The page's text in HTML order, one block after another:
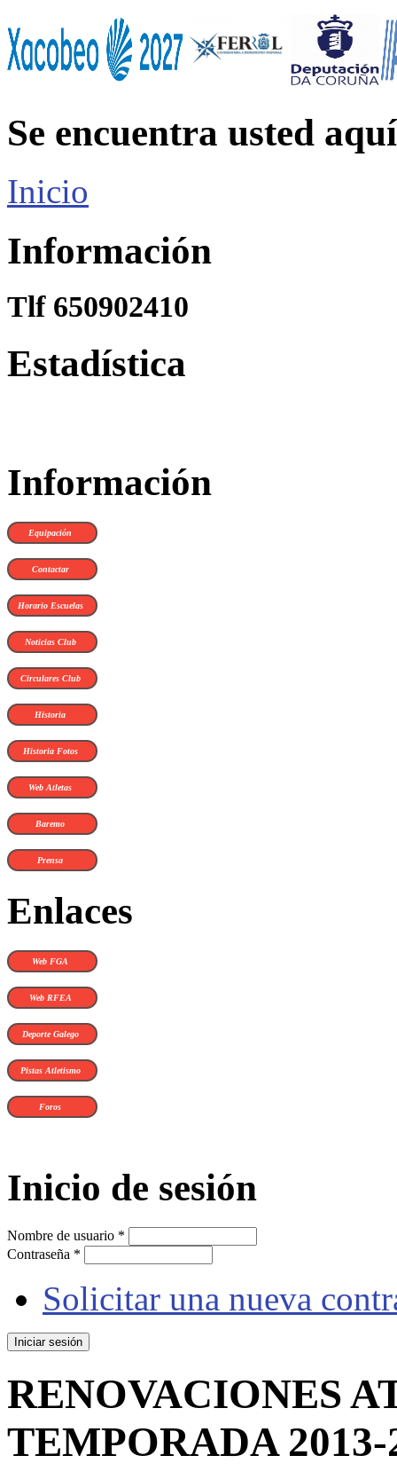
Se encuentra usted aquí
Inicio
Información
Tlf 650902410
Estadística
Información
Equipación
Contactar
Horario Escuelas
Noticias Club
Circulares Club
Historia
Historia Fotos
Web Atletas
Baremo
Prensa
Enlaces
Web FGA
Web RFEA
Deporte Galego
Pistas Atletismo
Foros
Inicio de sesión
Nombre de usuario *
Contraseña *
Solicitar una nueva
RENOVACIONES
TEMPORADA 2013-